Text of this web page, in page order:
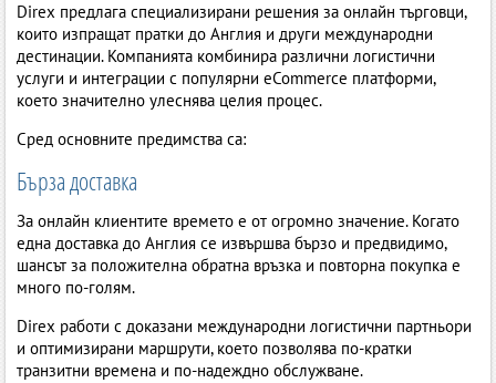
Direx предлага специализирани решения за онлайн търговци,
които изпращат пратки до Англия и други международни
дестинации. Компанията комбинира различни логистични
услуги и интеграции с популярни eCommerce платформи,
което значително улеснява целия процес.
Сред основните предимства са:
Бърза доставка
За онлайн клиентите времето е от огромно значение. Когато
една доставка до Англия се извършва бързо и предвидимо,
шансът за положителна обратна връзка и повторна покупка е
много по-голям.
Direx работи с доказани международни логистични партньори
и оптимизирани маршрути, което позволява по-кратки
транзитни времена и по-надеждно обслужване.